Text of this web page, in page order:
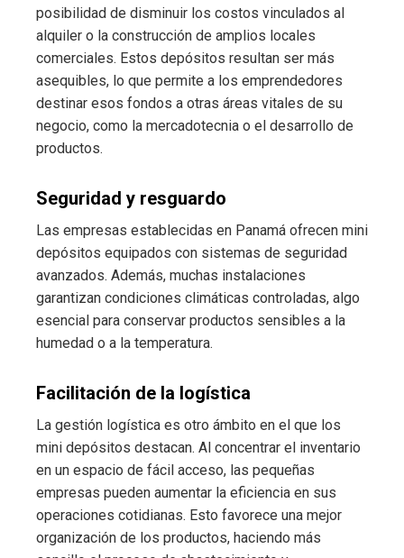
posibilidad de disminuir los costos vinculados al
alquiler o la construcción de amplios locales
comerciales. Estos depósitos resultan ser más
asequibles, lo que permite a los emprendedores
destinar esos fondos a otras áreas vitales de su
negocio, como la mercadotecnia o el desarrollo de
productos.
Seguridad y resguardo
Las empresas establecidas en Panamá ofrecen mini
depósitos equipados con sistemas de seguridad
avanzados. Además, muchas instalaciones
garantizan condiciones climáticas controladas, algo
esencial para conservar productos sensibles a la
humedad o a la temperatura.
Facilitación de la logística
La gestión logística es otro ámbito en el que los
mini depósitos destacan. Al concentrar el inventario
en un espacio de fácil acceso, las pequeñas
empresas pueden aumentar la eficiencia en sus
operaciones cotidianas. Esto favorece una mejor
organización de los productos, haciendo más